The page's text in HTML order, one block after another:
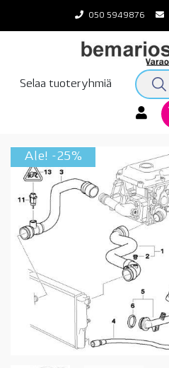
content
050 5949876
Selaa tuoteryhmiä
Ale! -25%